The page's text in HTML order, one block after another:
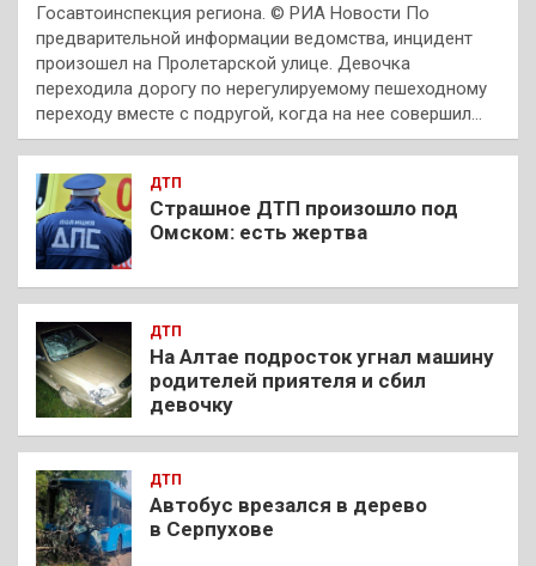
Госавтоинспекция региона. © РИА Новости По
предварительной информации ведомства, инцидент
произошел на Пролетарской улице. Девочка
переходила дорогу по нерегулируемому пешеходному
переходу вместе с подругой, когда на нее совершил…
ДТП
Страшное ДТП произошло под
Омском: есть жертва
ДТП
На Алтае подросток угнал машину
родителей приятеля и сбил
девочку
ДТП
Автобус врезался в дерево
в Серпухове